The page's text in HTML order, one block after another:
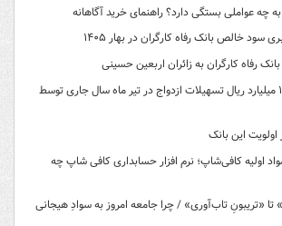
چه عواملی بستگی دارد؟ راهنمای خرید آگاهانه
رفاه کارگران به زائران اربعین حسینی
پرداخت بیش از ۱۲,۰۰۰ میلیارد ریال تسهیلات ازدواج در تیر ماه سال جاری توسط
این بانک
اولیه کافی‌شاپ؛ نرم افزار حسابداری کافی شاپ چه
تا «تریبونِ تاب‌آوری» / چرا جامعه امروز به سوادِ هیجانی